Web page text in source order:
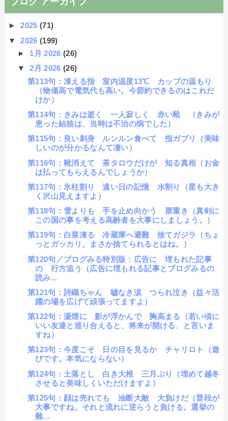
►2025(71)
▼2026(199)
► 1月 2026 (26)
▼2月 2026 (26)
第113句：凍える指 室内温度13℃ カップの温もり
（物価高で電気代も高い。今節約できるのはこれだ
けか）
第114句：きみは逝く 一人寂しく 赤い靴 （きみが
患った結核は、当時は不治の病でした）
第115句：良い刺身 ルンルン食べて 指ガブリ（美味
しいのが分かるなんて凄い）
第116句：靴消えて 茶タロウだけが 知る真相（お金
は払ってもらえるんでしょうか）
第117句：氷柱割り 遠い日の記憶 水割り（星も大き
く沢山見えますよ）
第118句：雪よりも 手を止め向かう 票重き（真剣に
この国の事を考える高齢者を大事にしましょう。）
第119句：白菜凍る 冷蔵庫へ避難 捨てガジラ（ちょ
っとガッカリ。まさか捨てられるとはね。）
第120句／ブログみる特別版：広告に 埋もれた記事
の 行方追う（広告に埋もれる記事とブログみるの
読み...
第121句：詩織ちゃん 嘘なき涙 つられ泣き（益々活
躍の場を広げて頑張ってますよ）
第122句：湯煙に 影が浮かんで 胸高まる（若い頃に
いい友達と巡り合えると、将来が開ける、と言いま
すね）
第123句：今度こそ 日の目を見るか チャリロト（遊
びです。本気にならない）
第124句：土落とし 白き大根 三月ぶり（埋めて越冬
させると美味しくいただけますよ）
第125句：顔は売れても 油断大敵 大負けだ（普段が
大事ですね。それと流れに逆らうと負ける。選挙の
難...